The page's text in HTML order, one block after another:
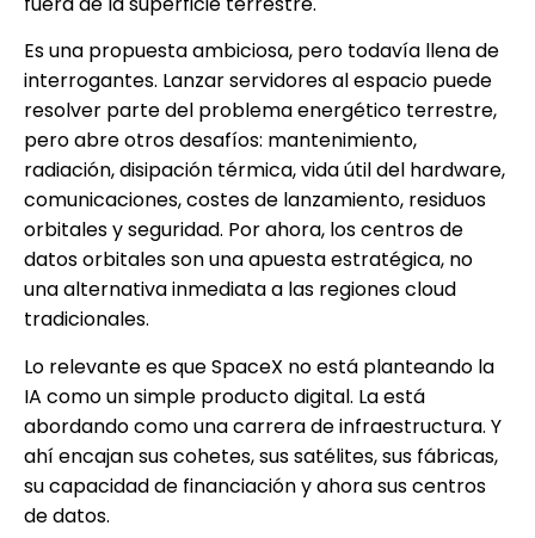
Es una propuesta ambiciosa, pero todavía llena de
interrogantes. Lanzar servidores al espacio puede
resolver parte del problema energético terrestre,
pero abre otros desafíos: mantenimiento,
radiación, disipación térmica, vida útil del hardware,
comunicaciones, costes de lanzamiento, residuos
orbitales y seguridad. Por ahora, los centros de
datos orbitales son una apuesta estratégica, no
una alternativa inmediata a las regiones cloud
tradicionales.
Lo relevante es que SpaceX no está planteando la
IA como un simple producto digital. La está
abordando como una carrera de infraestructura. Y
ahí encajan sus cohetes, sus satélites, sus fábricas,
su capacidad de financiación y ahora sus centros
de datos.